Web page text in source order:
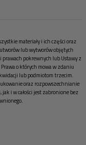
materiały i ich części oraz
lub wytworów objętych
prawach pokrewnych lub Ustawy z
o których mowa w zdaniu
lub podmiotom trzecim.
oraz rozpowszechnianie
i w całości jest zabronione bez